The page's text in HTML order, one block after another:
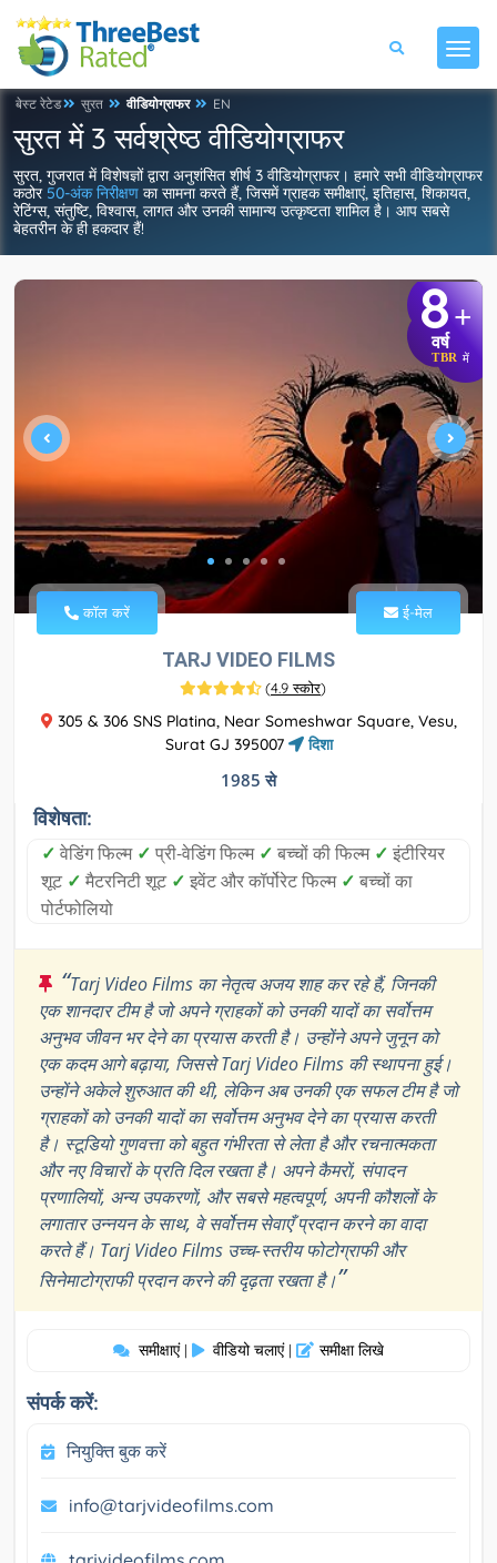
बेस्ट रेटेड सुरत वीडियोग्राफर EN
सुरत में 3 सर्वश्रेष्ठ वीडियोग्राफर
सुरत, गुजरात में विशेषज्ञों द्वारा अनुशंसित शीर्ष 3 वीडियोग्राफर। हमारे सभी वीडियोग्राफर
कठोर 50-अंक निरीक्षण का सामना करते हैं, जिसमें ग्राहक समीक्षाएं, इतिहास, शिकायत,
रेटिंग्स, संतुष्टि, विश्वास, लागत और उनकी सामान्य उत्कृष्टता शामिल है। आप सबसे
बेहतरीन के ही हकदार हैं!
8+
वर्ष
TBR में
कॉल करें ई-मेल
TARJ VIDEO FILMS
(4.9 स्कोर)
305 & 306 SNS Platina, Near Someshwar Square, Vesu,
Surat GJ 395007
दिशा
1985 से
विशेषता:
✓ वेडिंग फिल्म ✓ प्री-वेडिंग फिल्म ✓ बच्चों की फिल्म ✓ इंटीरियर
शूट ✓ मैटरनिटी शूट ✓ इवेंट और कॉर्पोरेट फिल्म ✓ बच्चों का
पोर्टफोलियो
“Tarj Video Films का नेतृत्व अजय शाह कर रहे हैं, जिनकी
एक शानदार टीम है जो अपने ग्राहकों को उनकी यादों का सर्वोत्तम
अनुभव जीवन भर देने का प्रयास करती है। उन्होंने अपने जुनून को
एक कदम आगे बढ़ाया, जिससे Tarj Video Films की स्थापना हुई।
उन्होंने अकेले शुरुआत की थी, लेकिन अब उनकी एक सफल टीम है जो
ग्राहकों को उनकी यादों का सर्वोत्तम अनुभव देने का प्रयास करती
है। स्टूडियो गुणवत्ता को बहुत गंभीरता से लेता है और रचनात्मकता
और नए विचारों के प्रति दिल रखता है। अपने कैमरों, संपादन
प्रणालियों, अन्य उपकरणों, और सबसे महत्वपूर्ण, अपनी कौशलों के
लगातार उन्नयन के साथ, वे सर्वोत्तम सेवाएँ प्रदान करने का वादा
करते हैं। Tarj Video Films उच्च-स्तरीय फोटोग्राफी और
सिनेमाटोग्राफी प्रदान करने की दृढ़ता रखता है।”
समीक्षाएं | वीडियो चलाएं | समीक्षा लिखे
संपर्क करें:
नियुक्ति बुक करें
info@tarjvideofilms.com